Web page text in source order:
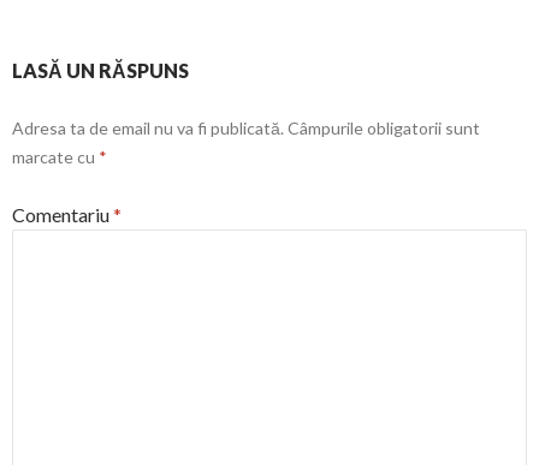
LASĂ UN RĂSPUNS
Adresa ta de email nu va fi publicată. Câmpurile obligatorii sunt
marcate cu *
Comentariu*